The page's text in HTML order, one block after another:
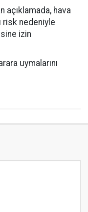
açıklamada, hava
risk nedeniyle
izin
uymalarını